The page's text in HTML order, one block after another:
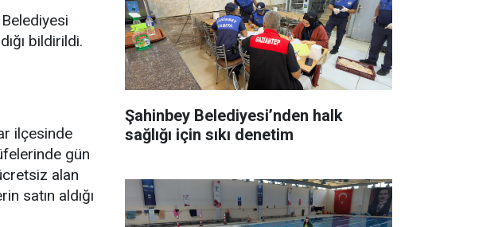
bildirildi.
ilçesinde
gün
alan
satın aldığı
Şahinbey Belediyesi’nden halk
sağlığı için sıkı denetim